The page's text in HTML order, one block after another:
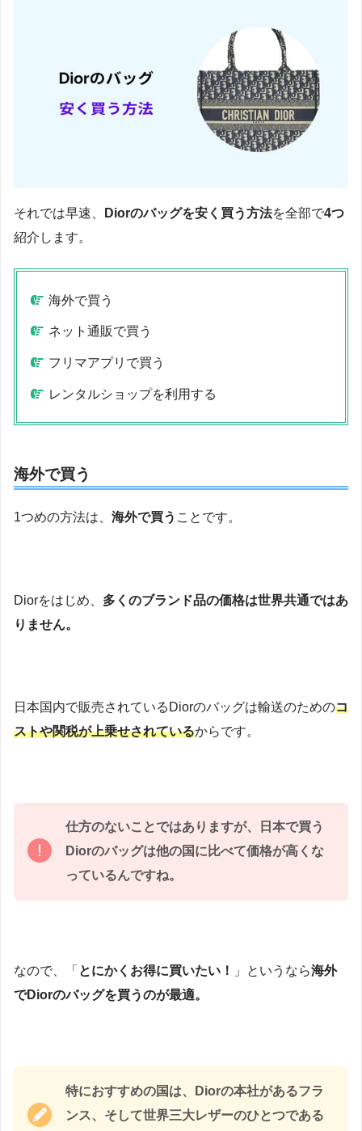
それでは早速、 Diorのバッグを安く買う方法を全部で4つ
紹介します。
海外で買う
ネット通販で買う
フリマアプリで買う
レンタルショップを利用する
海外で買う
1つめの方法は、 海外で買う ことです。
Diorをはじめ、 多くのブランド品の価格は世界共通ではあ
りません。
日本国内で販売されているDiorのバッグは輸送のためのコ
ストや関税が上乗せされているからです。
仕方のないことではありますが、日本で買う
Diorのバッグは他の国に比べて価格が高くな
っているんですね。
なので、「 とにかくお得に買いたい！ 」というなら海外
でDiorのバッグを買うのが最適。
特におすすめの国は、Diorの本社があるフラ
ンス、そして世界三大レザーのひとつである